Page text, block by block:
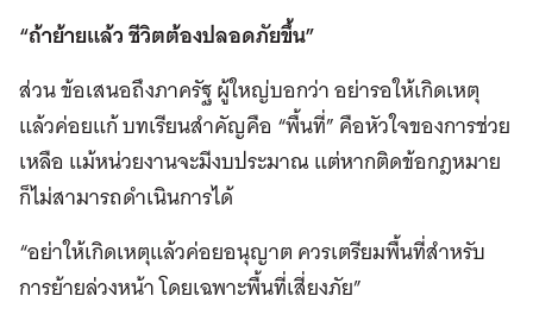
“ถ้าย้ายแล้ว ชีวิตต้องปลอดภัยขึ้น”
ส่วน ข้อเสนอถึงภาครัฐ ผู้ใหญ่บอกว่า อย่ารอให้เกิดเหตุ
แล้วค่อยแก้ บทเรียนสำคัญคือ “พื้นที่” คือหัวใจของการช่วย
เหลือ แม้หน่วยงานจะมีงบประมาณ แต่หากติดข้อกฎหมาย
ก็ไม่สามารถดำเนินการได้
“อย่าให้เกิดเหตุแล้วค่อยอนุญาต ควรเตรียมพื้นที่สำหรับ
การย้ายล่วงหน้า โดยเฉพาะพื้นที่เสี่ยงภัย”